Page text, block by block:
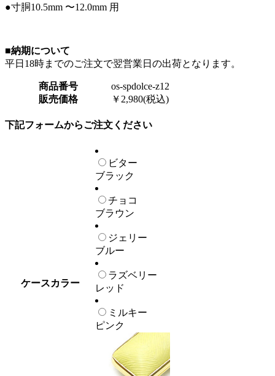
●寸胴10.5mm 〜12.0mm 用
■納期について
平日18時までのご注文で翌営業日の出荷となります。
商品番号
os-spdolce-z12
販売価格
￥2,980(税込)
下記フォームからご注文ください
ケースカラー
ビター
ブラック
チョコ
ブラウン
ジェリー
ブルー
ラズベリー
レッド
ミルキー
ピンク